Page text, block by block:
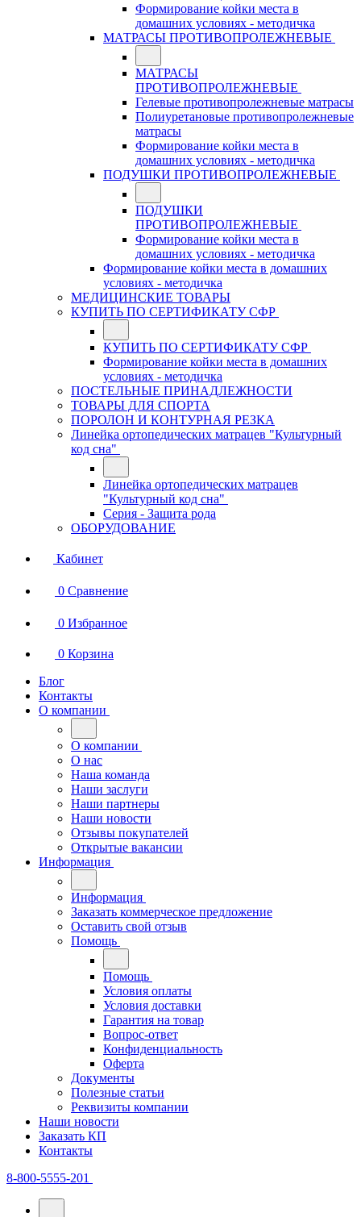
Формирование койки места в
домашних условиях - методичка
МАТРАСЫ ПРОТИВОПРОЛЕЖНЕВЫЕ
МАТРАСЫ
ПРОТИВОПРОЛЕЖНЕВЫЕ
Гелевые противопролежневые матрасы
Полиуретановые противопролежневые
матрасы
Формирование койки места в
домашних условиях - методичка
ПОДУШКИ ПРОТИВОПРОЛЕЖНЕВЫЕ
ПОДУШКИ
ПРОТИВОПРОЛЕЖНЕВЫЕ
Формирование койки места в
домашних условиях - методичка
Формирование койки места в домашних
условиях - методичка
МЕДИЦИНСКИЕ ТОВАРЫ
КУПИТЬ ПО СЕРТИФИКАТУ СФР
КУПИТЬ ПО СЕРТИФИКАТУ СФР
Формирование койки места в домашних
условиях - методичка
ПОСТЕЛЬНЫЕ ПРИНАДЛЕЖНОСТИ
ТОВАРЫ ДЛЯ СПОРТА
ПОРОЛОН И КОНТУРНАЯ РЕЗКА
Линейка ортопедических матрацев "Культурный
код сна"
Линейка ортопедических матрацев
"Культурный код сна"
Серия - Защита рода
ОБОРУДОВАНИЕ
Кабинет
0 Сравнение
0 Избранное
0 Корзина
Блог
Контакты
О компании
О компании
О нас
Наша команда
Наши заслуги
Наши партнеры
Наши новости
Отзывы покупателей
Открытые вакансии
Информация
Информация
Заказать коммерческое предложение
Оставить свой отзыв
Помощь
Помощь
Условия оплаты
Условия доставки
Гарантия на товар
Вопрос-ответ
Конфиденциальность
Оферта
Документы
Полезные статьи
Реквизиты компании
Наши новости
Заказать КП
Контакты
8-800-5555-201